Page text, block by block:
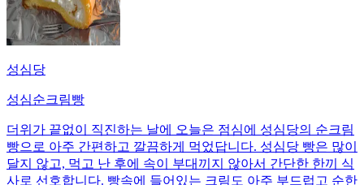
성심당
성심순크림빵
더위가 끝없이 직진하는 날에 오늘은 점심에 성심당의 순크림
빵으로 아주 간편하고 깔끔하게 먹었답니다. 성심당 빵은 많이
달지 않고, 먹고 난 후에 속이 부대끼지 않아서 간단한 한끼 식
사로 선호합니다. 빵속에 들어있는 크림도 아주 부드럽고 순한